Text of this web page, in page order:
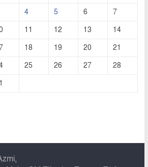
4 5 6
7
11 12 13
14
18 19 20
21
25 26 27
28